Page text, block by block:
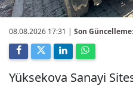
08.08.2026 17:31 | Son Güncelleme:
Yüksekova Sanayi